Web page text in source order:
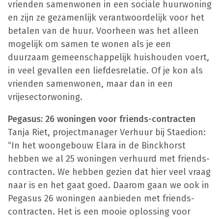
vrienden samenwonen in een sociale huurwoning
en zijn ze gezamenlijk verantwoordelijk voor het
betalen van de huur. Voorheen was het alleen
mogelijk om samen te wonen als je een
duurzaam gemeenschappelijk huishouden voert,
in veel gevallen een liefdesrelatie. Of je kon als
vrienden samenwonen, maar dan in een
vrijesectorwoning.
Pegasus: 26 woningen voor friends-contracten
Tanja Riet, projectmanager Verhuur bij Staedion:
“In het woongebouw Elara in de Binckhorst
hebben we al 25 woningen verhuurd met friends-
contracten. We hebben gezien dat hier veel vraag
naar is en het gaat goed. Daarom gaan we ook in
Pegasus 26 woningen aanbieden met friends-
contracten. Het is een mooie oplossing voor